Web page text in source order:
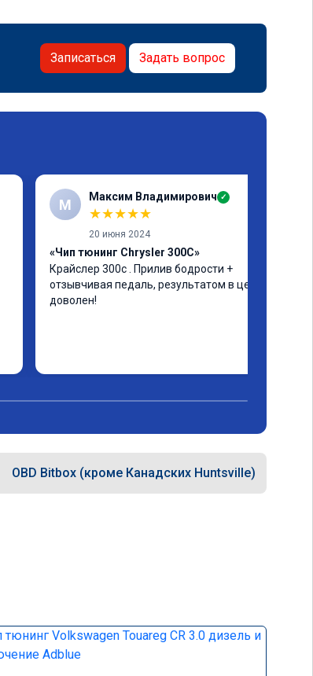
Записаться Задать вопрос
М Максим Владимирович ✓
★★★★★
20 июня 2024
«Чип тюнинг Chrysler 300C»
Крайслер 300с . Прилив бодрости +
отзывчивая педаль, результатом в целом
доволен!
OBD Bitbox (кроме Канадских Huntsville)